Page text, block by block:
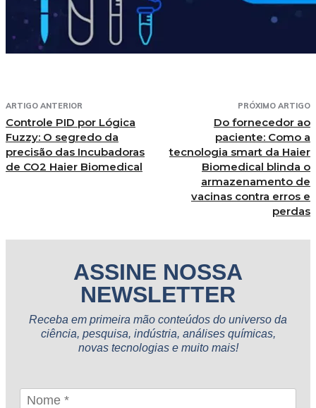
ARTIGO ANTERIOR
Controle PID por Lógica
Fuzzy: O segredo da
precisão das Incubadoras
de CO2 Haier Biomedical
PRÓXIMO ARTIGO
Do fornecedor ao
paciente: Como a
tecnologia smart da Haier
Biomedical blinda o
armazenamento de
vacinas contra erros e
perdas
ASSINE NOSSA
NEWSLETTER
Receba em primeira mão conteúdos do universo da
ciência, pesquisa, indústria, análises químicas,
novas tecnologias e muito mais!